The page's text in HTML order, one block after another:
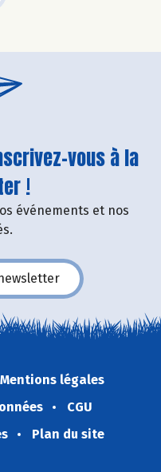
vous à la
!
événements et nos
Mentions légales
CGU
Plan du site